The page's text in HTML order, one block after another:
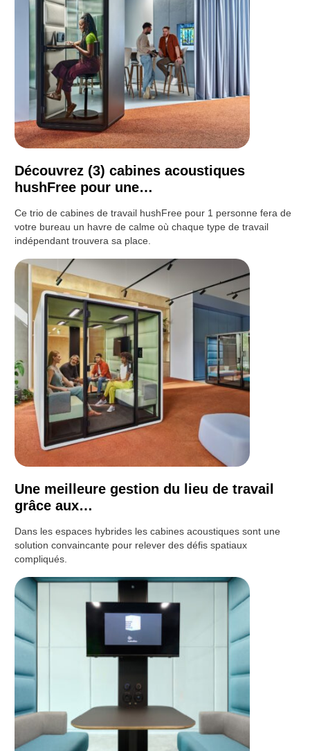
Découvrez (3) cabines acoustiques
hushFree pour une…
Ce trio de cabines de travail hushFree pour 1 personne fera de
votre bureau un havre de calme où chaque type de travail
indépendant trouvera sa place.
Une meilleure gestion du lieu de travail
grâce aux…
Dans les espaces hybrides les cabines acoustiques sont une
solution convaincante pour relever des défis spatiaux
compliqués.